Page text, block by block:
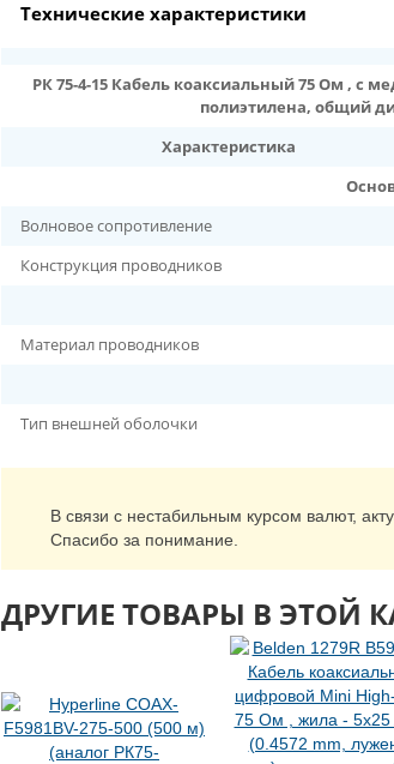
Технические характеристики
РК 75-4-15 Кабель коаксиальный 75 Ом , с
полиэтилена, общий
Характеристика
Волновое сопротивление
Конструкция проводников
Материал проводников
Тип внешней оболочки
В связи с нестабильным курсом валют,
Спасибо за понимание.
ДРУГИЕ ТОВАРЫ В ЭТОЙ